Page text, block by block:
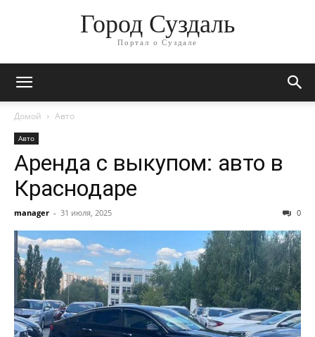
Город Суздаль
Портал о Суздале
Домой Авто
Авто
Аренда с выкупом: авто в
Краснодаре
manager - 31 июля, 2025 0